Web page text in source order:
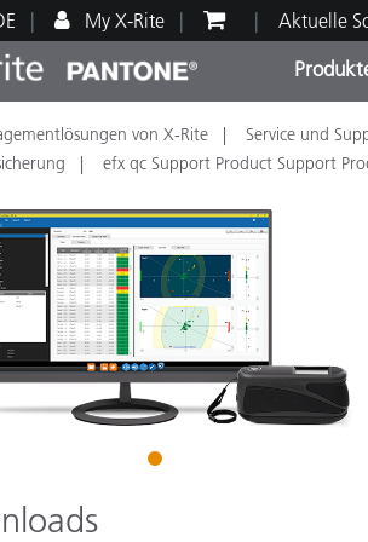
My X-Rite Aktuelle
und Verpackung
Textil
Support
Ressourcen
von X-Rite Service und
efx qc Support Product Support
1